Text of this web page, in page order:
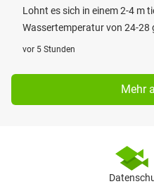
Lohnt es sich in einem 2-4 m
Wassertemperatur von 24-28
vor 5 Stunden
Mehr